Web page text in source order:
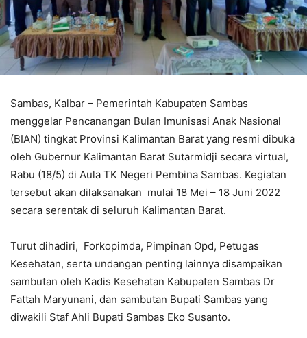
Sambas, Kalbar – Pemerintah Kabupaten Sambas
menggelar Pencanangan Bulan Imunisasi Anak Nasional
(BIAN) tingkat Provinsi Kalimantan Barat yang resmi dibuka
oleh Gubernur Kalimantan Barat Sutarmidji secara virtual,
Rabu (18/5) di Aula TK Negeri Pembina Sambas. Kegiatan
tersebut akan dilaksanakan mulai 18 Mei – 18 Juni 2022
secara serentak di seluruh Kalimantan Barat.
Turut dihadiri, Forkopimda, Pimpinan Opd, Petugas
Kesehatan, serta undangan penting lainnya disampaikan
sambutan oleh Kadis Kesehatan Kabupaten Sambas Dr
Fattah Maryunani, dan sambutan Bupati Sambas yang
diwakili Staf Ahli Bupati Sambas Eko Susanto.